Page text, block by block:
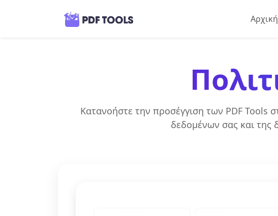
Αρχική
Κατανοήστε την προσέγγιση των PDF Tools
δεδομένων σας και της